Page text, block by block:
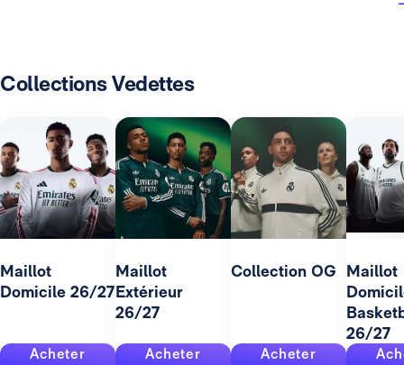
Collections Vedettes
Maillot
Domicile 26/27
Acheter
Maillot
Extérieur
26/27
Acheter
Collection OG
Acheter
Maillot
26/27